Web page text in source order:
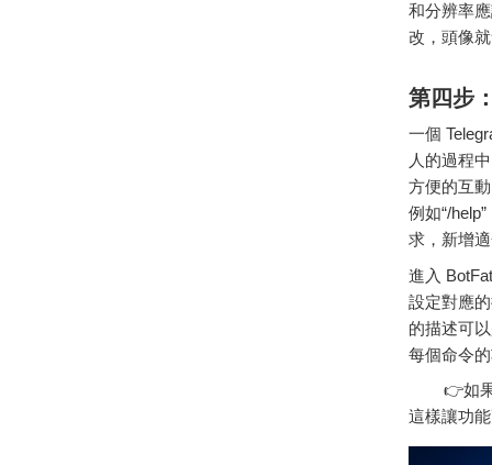
和分辨率
改， 頭像就
第四步
一個
人的過程
方便的互
例如“/help”
求， 新增
進入
設定對應的
的描述可以
每個命令的
👉如果
這樣讓功